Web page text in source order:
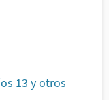
13 y otros